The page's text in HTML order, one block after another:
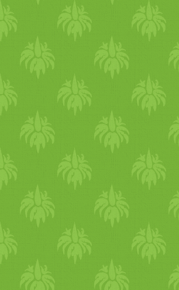
meg néha
uzsonnára.
almapüré,
készítettem és
Második
egy egészet,
kicsi falatokra
nokedlit.
akkor is